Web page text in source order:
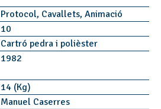
Protocol, Cavallets, Animació
10
Cartró pedra i polièster
1982
14 (Kg)
Manuel Caserres